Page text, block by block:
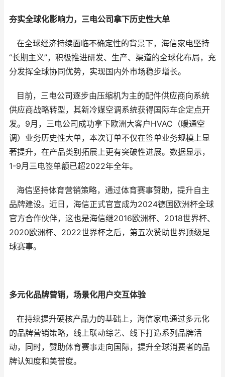
夯实全球化影响力， 三电公司拿下历史性大单
在全球经济持续面临不确定性的背景下，海信家电坚持
“长期主义”，积极推进研发、生产、渠道的全球化布局，充
分发挥全球协同优势，实现国内外市场稳步增长。
目前，三电公司逐步由压缩机为主的配件供应商向系统
供应商战略转型，其新冷媒空调系统获得国际车企定点开
发。9月，三电公司成功拿下欧洲大客户HVAC（暖通空
调）业务历史性大单，本次订单不仅在签单业务规模上显
著提升，在产品类别拓展上更有突破性进展。数据显示，
1-9月三电签单额已超2022年全年。
海信坚持体育营销策略，通过体育赛事赞助，提升自主
品牌建设。近日，海信正式官宣成为2024德国欧洲杯全球
官方合作伙伴，这也是海信继2016欧洲杯、2018世界杯、
2020欧洲杯、2022世界杯之后，第五次赞助世界顶级足
球赛事。
多元化品牌营销， 场景化用户交互体验
在持续提升硬核产品力的基础上，海信家电通过多元化
的品牌营销策略，线上联动综艺、线下打造系列品牌活
动，同时，赞助体育赛事走向国际，提升全球消费者的品
牌认知度和美誉度。